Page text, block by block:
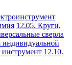
12.05. Круги,
сверла
индивидуальной
12.10.